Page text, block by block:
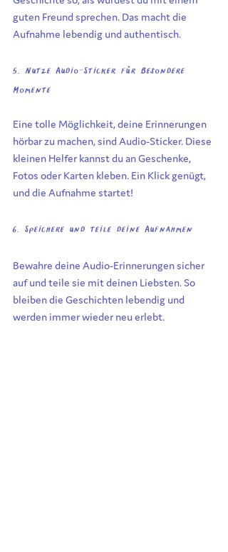
guten Freund sprechen. Das macht die
Aufnahme lebendig und authentisch.
5. Nutze Audio-Sticker für besondere
Momente
Eine tolle Möglichkeit, deine Erinnerungen
hörbar zu machen, sind Audio-Sticker. Diese
kleinen Helfer kannst du an Geschenke,
Fotos oder Karten kleben. Ein Klick genügt,
und die Aufnahme startet!
6. Speichere und teile deine Aufnahmen
Bewahre deine Audio-Erinnerungen sicher
auf und teile sie mit deinen Liebsten. So
bleiben die Geschichten lebendig und
werden immer wieder neu erlebt.